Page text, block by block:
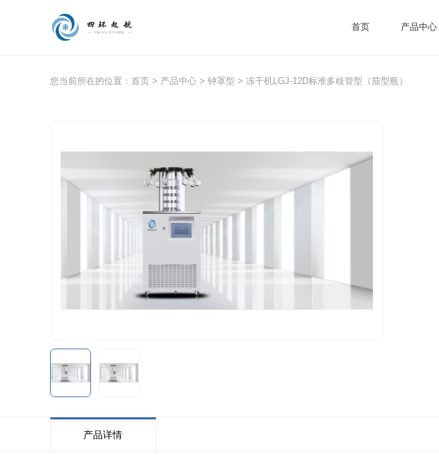
首页 产品中心
您当前所在的位置： 首页 > 产品中心 > 钟罩型 > 冻干机LGJ-12D标准多歧管型（茄型瓶）
产品详情